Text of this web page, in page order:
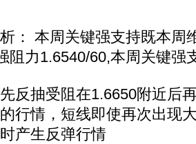
本周关键强支持既本周
阻力1.6540/60,本周关键强
抽受阻在1.6650附近后
行情，短线即使再次出现
产生反弹行情